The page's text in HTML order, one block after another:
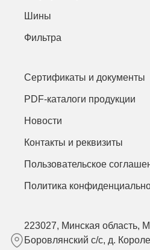
Шины
Фильтра
Сертификаты и документы
PDF-каталоги продукции
Новости
Контакты и реквизиты
Пользовательское
Политика
223027, Минская область,
Боровлянский с/с, д.